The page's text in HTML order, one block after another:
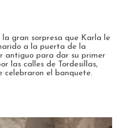
gran sorpresa que Karla le
a la puerta de la
antiguo para dar su primer
las calles de Tordesillas,
celebraron el banquete.